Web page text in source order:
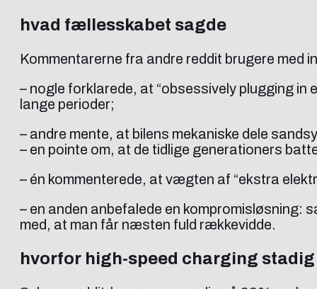
hvad fællesskabet sagde
Kommentarerne fra andre reddit brugere med
– nogle forklarede, at “obsessively plugging in
lange perioder;
– andre mente, at bilens mekaniske dele
– en pointe om, at de tidlige generationers
– én kommenterede, at vægten af “ekstra
– en anden anbefalede en
med, at man får næsten fuld rækkevidde.
hvorfor high-speed charging